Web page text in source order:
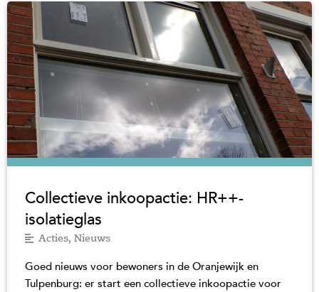
Collectieve inkoopactie: HR++-
isolatieglas
Acties, Nieuws
Goed nieuws voor bewoners in de Oranjewijk en
Tulpenburg: er start een collectieve inkoopactie voor